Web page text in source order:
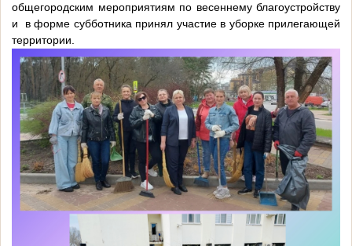
общегородским мероприятиям по весеннему благоустройству
и в форме субботника принял участие в уборке прилегающей
территории.